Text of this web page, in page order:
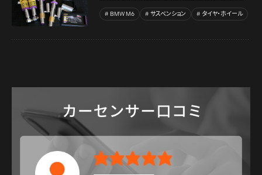
BMW M6 サスペンション タイヤ・ホイール